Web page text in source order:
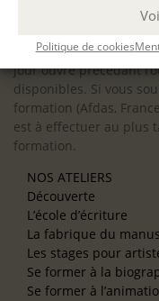
Politique de cookies
supports, accessibilité
inscriptions à nos
jour ouvré précédant
disponibles. Si vous
formation (Afdas,
est à effectuer au plus
formation.
NOS ATELIERS
Découverte
L’école d’écriture
La fabrique du
Les stages pour
Se former à la
Se former à